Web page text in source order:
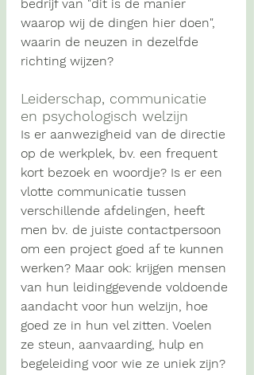
bedrijf van "dit is de manier
waarop wij de dingen hier doen",
waarin de neuzen in dezelfde
richting wijzen?
Leiderschap, communicatie
en psychologisch welzijn
Is er aanwezigheid van de directie
op de werkplek, bv. een frequent
kort bezoek en woordje? Is er een
vlotte communicatie tussen
verschillende afdelingen, heeft
men bv. de juiste contactpersoon
om een project goed af te kunnen
werken? Maar ook: krijgen mensen
van hun leidinggevende voldoende
aandacht voor hun welzijn, hoe
goed ze in hun vel zitten. Voelen
ze steun, aanvaarding, hulp en
begeleiding voor wie ze uniek zijn?